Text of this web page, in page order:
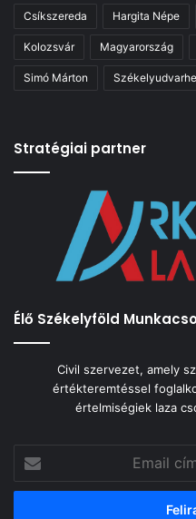
Csíkszereda Hargita Népe
Kolozsvár Magyarország
Simó Márton
Stratégiai partner
Élő Székelyföld
Civil szervezet, amely
értékteremtéssel
értelmiségiek laza
cím
megadása